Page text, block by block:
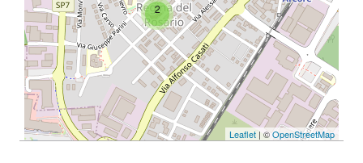
2
Leaflet| ©OpenStreetMap